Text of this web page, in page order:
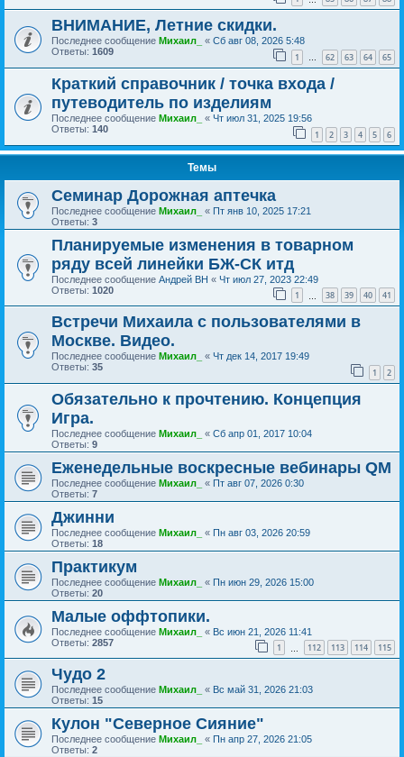
ВНИМАНИЕ, Летние скидки.
Последнее сообщение Михаил_ « Сб авг 08, 2026 5:48
Ответы: 1609 1 … 62 63 64 65
Краткий справочник / точка входа /
путеводитель по изделиям
Последнее сообщение Михаил_ « Чт июл 31, 2025 19:56
Ответы: 140 1 2 3 4 5 6
Темы
Семинар Дорожная аптечка
Последнее сообщение Михаил_ « Пт янв 10, 2025 17:21
Ответы: 3
Планируемые изменения в товарном
ряду всей линейки БЖ-СК итд
Последнее сообщение Андрей ВН « Чт июл 27, 2023 22:49
Ответы: 1020 1 38 39 40 41
Встречи Михаила с пользователями в
Москве. Видео.
Последнее сообщение Михаил_ « Чт дек 14, 2017 19:49
Ответы: 35 1 2
Обязательно к прочтению. Концепция
Игра.
Последнее сообщение Михаил_ « Сб апр 01, 2017 10:04
Ответы: 9
Еженедельные воскресные вебинары QM
Последнее сообщение Михаил_ « Пт авг 07, 2026 0:30
Ответы: 7
Джинни
Последнее сообщение Михаил_ « Пн авг 03, 2026 20:59
Ответы: 18
Практикум
Последнее сообщение Михаил_ « Пн июн 29, 2026 15:00
Ответы: 20
Малые оффтопики.
Последнее сообщение Михаил_ « Вс июн 21, 2026 11:41
Ответы: 2857 1 112 113 114 115
Чудо 2
Последнее сообщение Михаил_ « Вс май 31, 2026 21:03
Ответы: 15
Кулон "Северное Сияние"
Последнее сообщение Михаил_ « Пн апр 27, 2026 21:05
Ответы: 2